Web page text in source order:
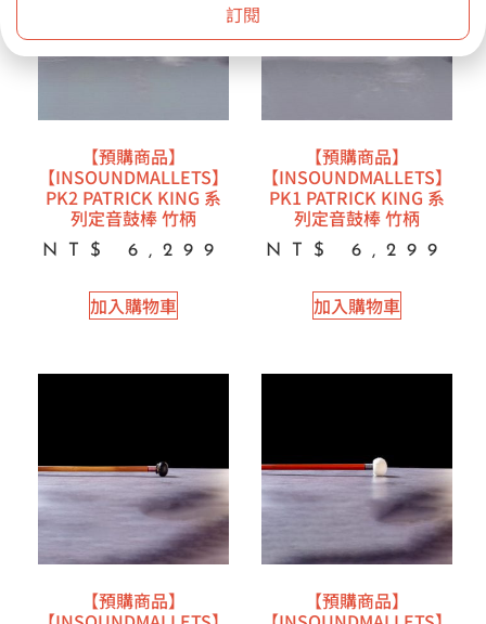
【預購商品】
【INSOUNDMALLETS】
PK2 PATRICK KING 系
列定音鼓棒 竹柄
NT$ 6,299
加入購物車
【預購商品】
【INSOUNDMALLETS】
PK1 PATRICK KING 系
列定音鼓棒 竹柄
NT$ 6,299
加入購物車
【預購商品】 【預購商品】
訂閱